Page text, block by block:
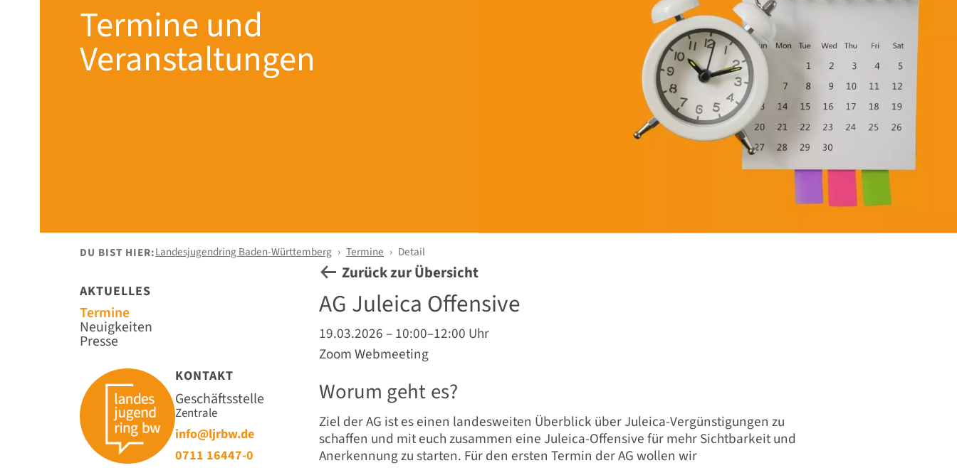
Termine und
Veranstaltungen
DU BIST HIER:Landesjugendring Baden-Württemberg Termine Detail
AKTUELLES
Navigation
überspringen
Termine
Neuigkeiten
Presse
KONTAKT
Geschäftsstelle
Zentrale
info@ljrbw.de
0711 16447-0
AG Juleica Offensive
19.03.2026 – 10:00–12:00 Uhr
Zoom Webmeeting
Worum geht es?
Ziel der AG ist es einen landesweiten Überblick über Juleica-Vergünstigungen zu
schaffen und mit euch zusammen eine Juleica-Offensive für mehr Sichtbarkeit und
Anerkennung zu starten. Für den ersten Termin der AG wollen wir
Zurück zur Übersicht